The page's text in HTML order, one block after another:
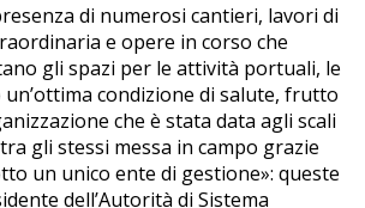
di numerosi cantieri, lavori di
e opere in corso che
gli spazi per le attività portuali, le
condizione di salute, frutto
che è stata data agli scali
gli stessi messa in campo grazie
un unico ente di gestione»: queste
dell’Autorità di Sistema